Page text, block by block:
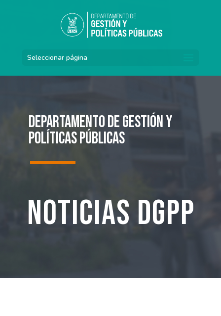
Seleccionar página
Departamento de Gestión y
Políticas Públicas
Noticias DGPP